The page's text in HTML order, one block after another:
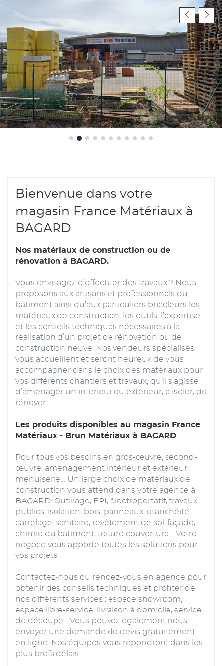
Matériaux
-
Brun
Matériaux
Bienvenue dans votre
magasin France Matériaux à
BAGARD
Nos matériaux de construction ou de
rénovation à BAGARD.
Vous envisagez d’effectuer des travaux ? Nous
proposons aux artisans et professionnels du
bâtiment ainsi qu’aux particuliers bricoleurs les
matériaux de construction, les outils, l’expertise
et les conseils techniques nécessaires à la
réalisation d’un projet de rénovation ou de
construction neuve. Nos vendeurs spécialisés
vous accueillent et seront heureux de vous
accompagner dans le choix des matériaux pour
vos différents chantiers et travaux, qu’il s’agisse
d’aménager un intérieur ou extérieur, d’isoler, de
rénover…
Les produits disponibles au magasin France
Matériaux - Brun Matériaux à BAGARD
Pour tous vos besoins en gros-œuvre, second-
œuvre, aménagement intérieur et extérieur,
menuiserie… Un large choix de matériaux de
construction vous attend dans votre agence à
BAGARD. Outillage, EPI, électroportatif, travaux
publics, isolation, bois, panneaux, étanchéité,
carrelage, sanitaire, revêtement de sol, façade,
chimie du bâtiment, toiture couverture… Votre
négoce vous apporte toutes les solutions pour
vos projets.
Contactez-nous ou rendez-vous en agence pour
obtenir des conseils techniques et profiter de
nos différents services : espace showroom,
espace libre-service, livraison à domicile, service
de découpe... Vous pouvez également nous
envoyer une demande de devis gratuitement
en ligne. Nos équipes vous répondront dans les
plus brefs délais.